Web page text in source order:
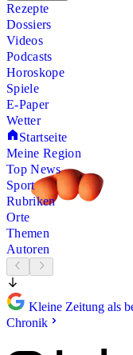
Rezepte
Dossiers
Videos
Podcasts
Horoskope
Spiele
E-Paper
Wetter
Startseite
Meine Region
Top News
Sport
Rubriken
Orte
Themen
Autoren
Kleine Zeitung als
Chronik